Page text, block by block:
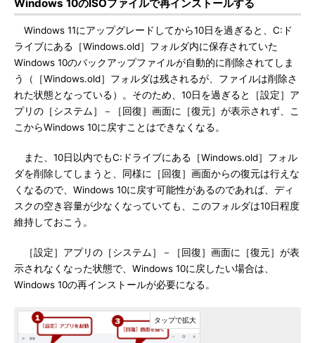
Windows 10のISOファイルで再インストールする
Windows 11にアップグレードしてから10日を過ぎると、C:ド
ライブにある［Windows.old］フォルダ内に保存されていた
Windows 10のバックアップファイルが自動的に削除されてしま
う（［Windows.old］フォルダは残されるが、ファイルは削除さ
れた状態となっている）。そのため、10日を過ぎると［設定］ア
プリの［システム］－［回復］画面に［復元］が表示されず、こ
こからWindows 10に戻すことはできなくなる。
また、10日以内でもC:ドライブにある［Windows.old］フォル
ダを削除してしまうと、同様に［回復］画面からの復元は行えな
くなるので、Windows 10に戻す可能性があるのであれば、ディ
スクの空き容量が少なくなっていても、このフォルダは10日程度
維持しておこう。
［設定］アプリの［システム］－［回復］画面に［復元］が表
示されなくなった状態で、Windows 10に戻したい場合は、
Windows 10の再インストールが必要になる。